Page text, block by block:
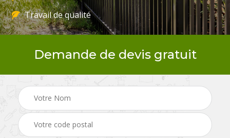
Travail de qualité
Demande de devis gratuit